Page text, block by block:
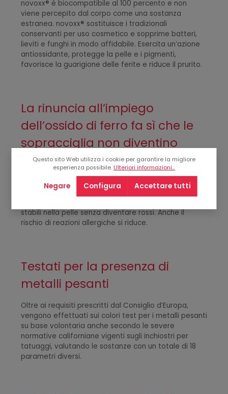
novoxx® è biocompatibile al 100 percento e non
viene percepito dal corpo come una sostanza
estranea. novoxx® sostituisce i tradizionali
conservanti per uso cosmetico e sopprime batteri,
lieviti e funghi in modo affidabile. Esercita un’azione
antiossidante, protegge la pelle e i pigmenti,
favorisce la guarigione delle ferite e riduce il prurito.
La rinuncia all’impiego
dell’ossido di ferro fa sì che le
sopracciglia non diventino
rosse
Gli ossidi di ferro nella pelle diventano rossi e
generalmente presentano un’elevata percentuale di
stabili nella pelle senza diventare rossi. Anche il
rischio di reazioni allergiche si riduce.
Testati per la presenza di
metalli pesanti
Oltre ai requisiti prescritti dal Consiglio d’Europa,
vengono effettuati sui colori test per i metalli pesanti
su base volontaria anche secondo le severe
normative californiane vigenti sugli inchiostri per
tatuaggi, valutando le sostanze con un totale di 18
parametri diversi.
Questo sito Web utilizza i cookie per garantire la migliore
esperienza possibile. Ulteriori informazioni...
Negare Configura Accettare tutti